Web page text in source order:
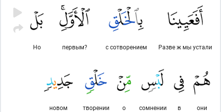
Разве ж мы устали
с сотворением
первым?
Но
они
в
сомнении
о
творении
новом